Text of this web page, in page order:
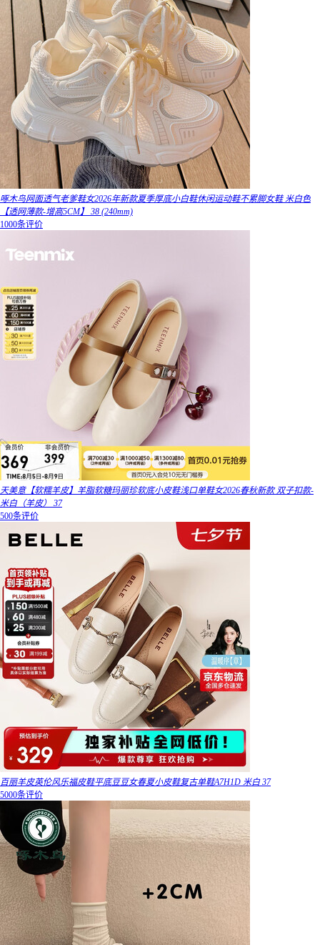
啄木鸟网面透气老爹鞋女2026年新款夏季厚底小白鞋休闲运动鞋不累脚女鞋 米白色
【透网薄款-增高5CM】 38 (240mm)
1000条评价
天美意【软糯羊皮】羊脂软糖玛丽珍软底小皮鞋浅口单鞋女2026春秋新款 双子扣款-
米白（羊皮） 37
500条评价
百丽羊皮英伦风乐福皮鞋平底豆豆女春夏小皮鞋复古单鞋A7H1D 米白 37
5000条评价